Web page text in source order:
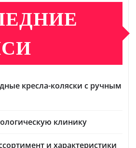
кресла-коляски с ручным
клинику
и характеристики